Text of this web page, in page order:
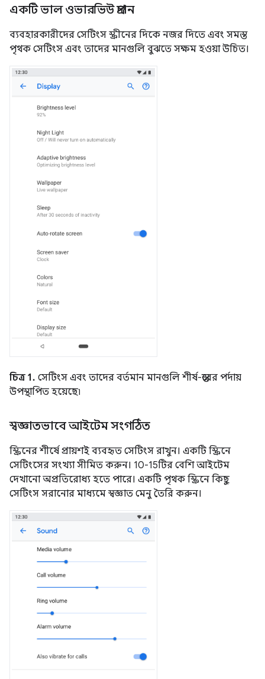
একটি ভাল ওভারভিউ প্রদান
ব্যবহারকারীদের সেটিংস স্ক্রীনের দিকে নজর দিতে এবং সমস্ত
পৃথক সেটিংস এবং তাদের মানগুলি বুঝতে সক্ষম হওয়া উচিত।
চিত্র 1. সেটিংস এবং তাদের বর্তমান মানগুলি শীর্ষ-স্তরের পর্দায়
উপস্থাপিত হয়েছে৷
স্বজ্ঞাতভাবে আইটেম সংগঠিত
স্ক্রিনের শীর্ষে প্রায়শই ব্যবহৃত সেটিংস রাখুন। একটি স্ক্রিনে
সেটিংসের সংখ্যা সীমিত করুন। 10-15টির বেশি আইটেম
দেখানো অপ্রতিরোধ্য হতে পারে। একটি পৃথক স্ক্রিনে কিছু
সেটিংস সরানোর মাধ্যমে স্বজ্ঞাত মেনু তৈরি করুন।